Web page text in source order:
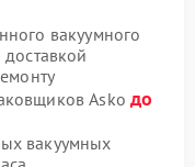
вакуумного
Asko до
вакуумных